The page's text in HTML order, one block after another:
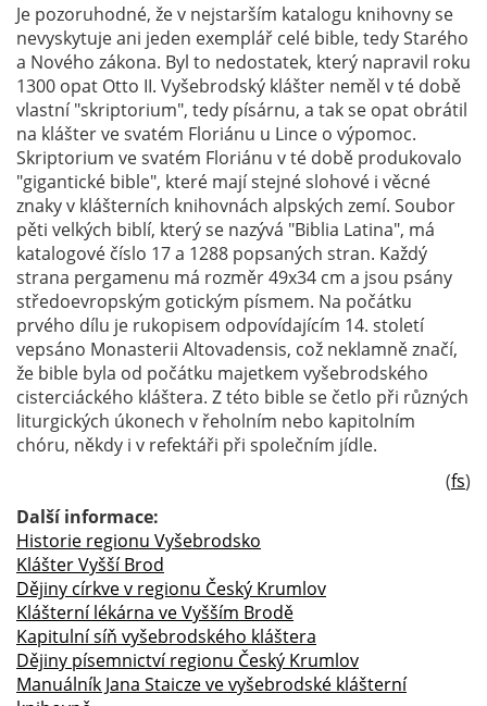
Je pozoruhodné, že v nejstarším katalogu knihovny se
nevyskytuje ani jeden exemplář celé bible, tedy Starého
a Nového zákona. Byl to nedostatek, který napravil roku
1300 opat Otto II. Vyšebrodský klášter neměl v té době
vlastní "skriptorium", tedy písárnu, a tak se opat obrátil
na klášter ve svatém Floriánu u Lince o výpomoc.
Skriptorium ve svatém Floriánu v té době produkovalo
"gigantické bible", které mají stejné slohové i věcné
znaky v klášterních knihovnách alpských zemí. Soubor
pěti velkých biblí, který se nazývá "Biblia Latina", má
katalogové číslo 17 a 1288 popsaných stran. Každý
strana pergamenu má rozměr 49x34 cm a jsou psány
středoevropským gotickým písmem. Na počátku
prvého dílu je rukopisem odpovídajícím 14. století
vepsáno Monasterii Altovadensis, což neklamně značí,
že bible byla od počátku majetkem vyšebrodského
cisterciáckého kláštera. Z této bible se četlo při různých
liturgických úkonech v řeholním nebo kapitolním
chóru, někdy i v refektáři při společním jídle.
(fs)
Další informace:
Historie regionu Vyšebrodsko
Klášter Vyšší Brod
Dějiny církve v regionu Český Krumlov
Klášterní lékárna ve Vyšším Brodě
Kapitulní síň vyšebrodského kláštera
Dějiny písemnictví regionu Český Krumlov
Manuálník Jana Staicze ve vyšebrodské klášterní